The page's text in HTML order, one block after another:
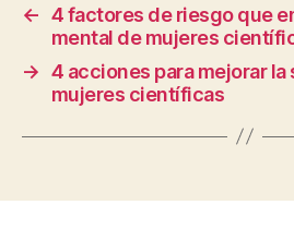
← 4 factores de riesgo que
mental de mujeres
→ 4 acciones para mejorar la
mujeres científicas